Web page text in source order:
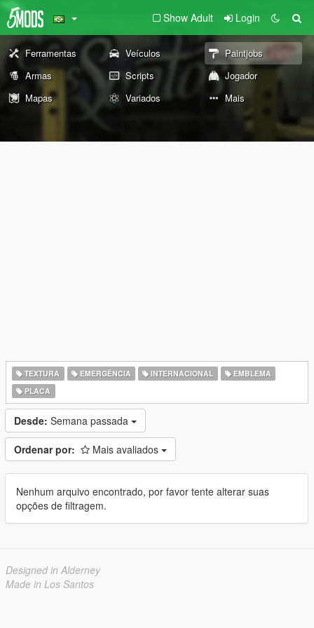
Show Adult Login
Ferramentas Veículos
Paintjobs
Armas
Scripts
Jogador
Mapas
Variados Mais
TEXTURA EMERGÊNCIA INTERNACIONAL
EMBLEMA
PLACA
Desde: Semana passada
Ordenar por: Mais avaliados
Nenhum arquivo encontrado, por favor tente alterar suas
opções de filtragem.
Designed in Alderney
Made in Los Santos